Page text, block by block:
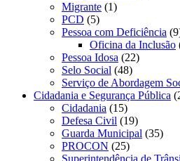
Migrante (1)
PCD (5)
Pessoa com Deficiência
Oficina da Inclusão
Pessoa Idosa (22)
Selo Social (48)
Serviço de Abordagem
Cidadania e Segurança Pública
Cidadania (15)
Defesa Civil (19)
Guarda Municipal (35)
PROCON (25)
Superintendência de